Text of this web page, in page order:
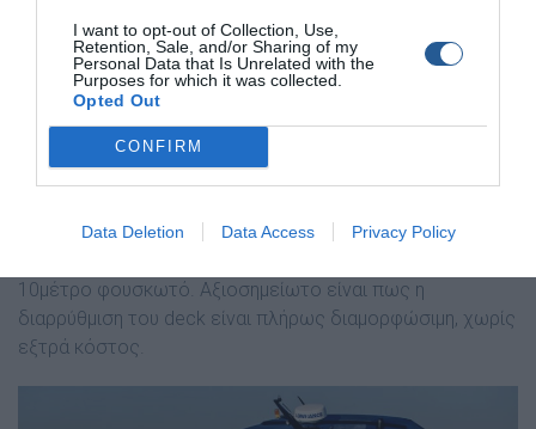
I want to opt-out of Collection, Use,
Retention, Sale, and/or Sharing of my
Personal Data that Is Unrelated with the
Purposes for which it was collected.
Opted Out
CONFIRM
Data Deletion Data Access Privacy Policy
Στην πρύμνη συναντάμε 2 αντικριστούς καναπέδες 3
τους- μια από τις πολλές επιλογές διαρρύθμισης που
προσφέρει η εταιρία. Η Alpha Tango Yachts προτείνει και
μπορούν να καθίσουν 8 άτομα. Αυτό κάνει τους
10μέτρο φουσκωτό. Αξιοσημείωτο είναι πως η
διαρρύθμιση του deck είναι πλήρως διαμορφώσιμη, χωρίς
εξτρά κόστος.